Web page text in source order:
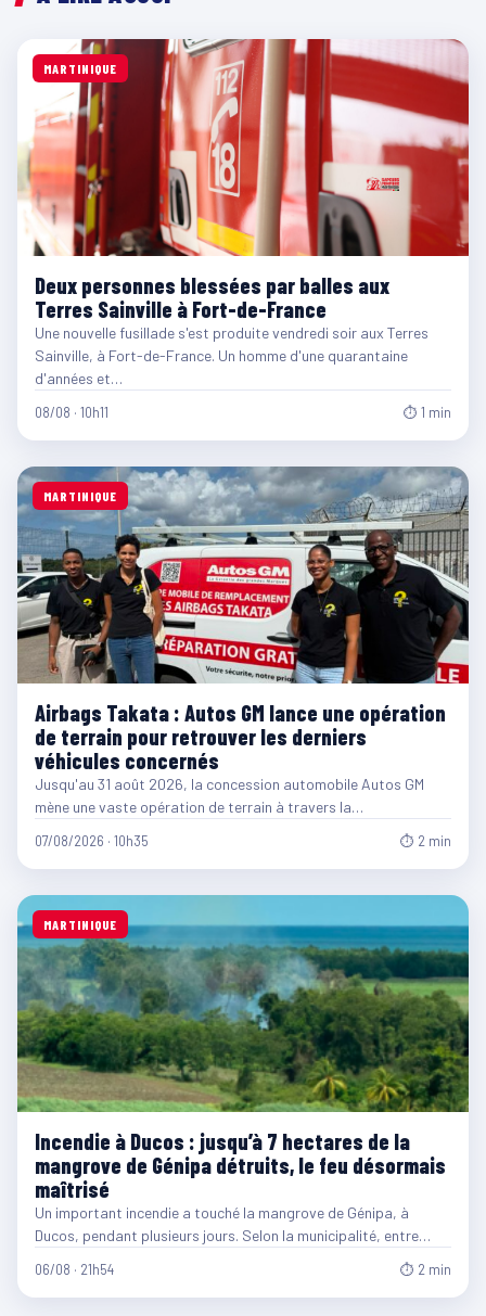
MARTINIQUE
Deux personnes blessées par balles aux
Terres Sainville à Fort-de-France
Une nouvelle fusillade s'est produite vendredi soir aux Terres
Sainville, à Fort-de-France. Un homme d'une quarantaine
d'années et…
08/08 · 10h11 ⏱ 1 min
MARTINIQUE
Airbags Takata : Autos GM lance une opération
de terrain pour retrouver les derniers
véhicules concernés
Jusqu'au 31 août 2026, la concession automobile Autos GM
mène une vaste opération de terrain à travers la…
07/08/2026 · 10h35 ⏱ 2 min
MARTINIQUE
Incendie à Ducos : jusqu’à 7 hectares de la
mangrove de Génipa détruits, le feu désormais
maîtrisé
Un important incendie a touché la mangrove de Génipa, à
Ducos, pendant plusieurs jours. Selon la municipalité, entre…
06/08 · 21h54 ⏱ 2 min